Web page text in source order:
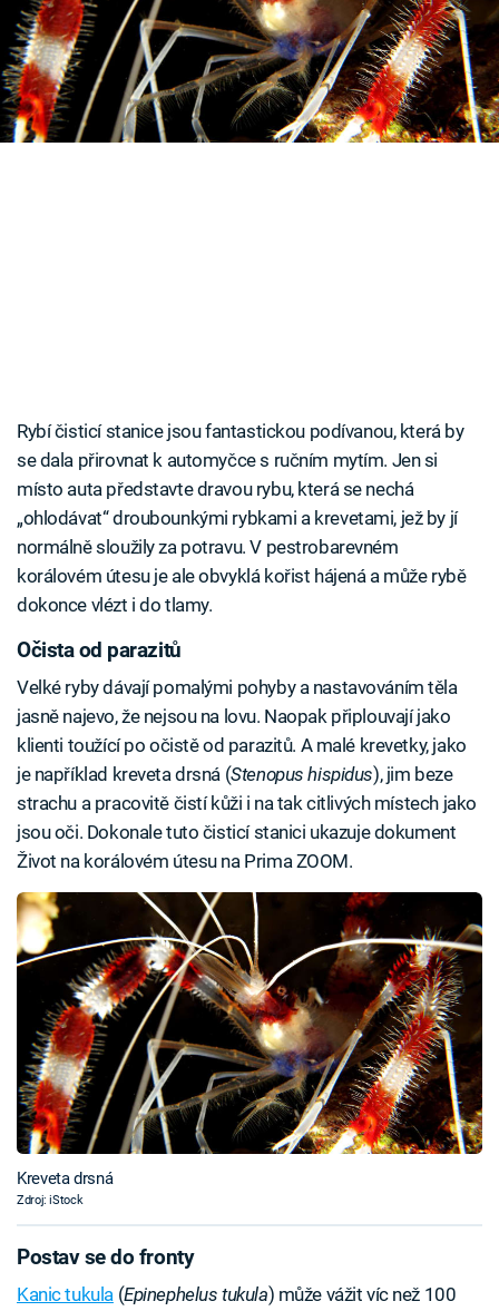
Časopis
Sledujte prima+
Přihlášení
hygienické služby.
Rybí čisticí stanice jsou fantastickou podívanou, která by
se dala přirovnat k automyčce s ručním mytím. Jen si
místo auta představte dravou rybu, která se nechá
„ohlodávat“ droubounkými rybkami a krevetami, jež by jí
normálně sloužily za potravu. V pestrobarevném
korálovém útesu je ale obvyklá kořist hájená a může rybě
dokonce vlézt i do tlamy.
Očista od parazitů
Velké ryby dávají pomalými pohyby a nastavováním těla
jasně najevo, že nejsou na lovu. Naopak připlouvají jako
klienti toužící po očistě od parazitů. A malé krevetky, jako
je například kreveta drsná (Stenopus hispidus), jim beze
strachu a pracovitě čistí kůži i na tak citlivých místech jako
jsou oči. Dokonale tuto čisticí stanici ukazuje dokument
Život na korálovém útesu na Prima ZOOM.
Kreveta drsná
Zdroj: iStock
Postav se do fronty
Kanic tukula(Epinephelus tukula) může vážit víc než 100